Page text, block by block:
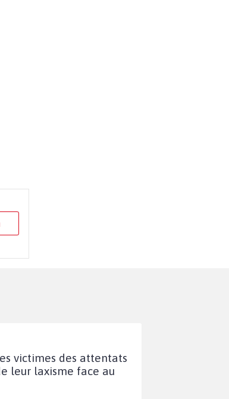
victimes des attentats
leur laxisme face au